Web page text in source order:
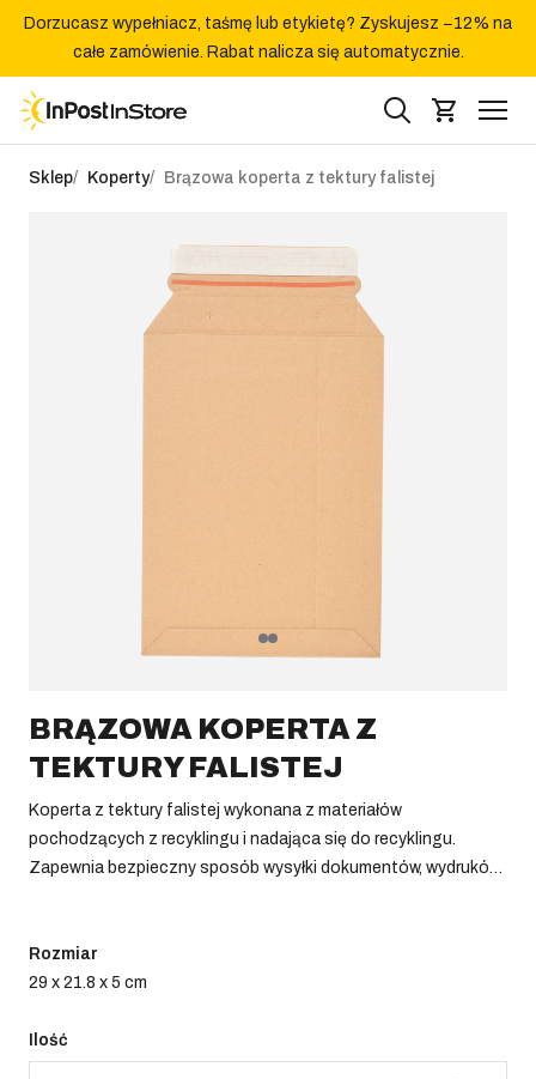
Dorzucasz wypełniacz, taśmę lub etykietę? Zyskujesz −12% na
całe zamówienie. Rabat nalicza się automatycznie.
Sklep Koperty Brązowa koperta z tektury falistej
BRĄZOWA KOPERTA Z
TEKTURY FALISTEJ
Koperta z tektury falistej wykonana z materiałów
pochodzących z recyklingu i nadająca się do recyklingu.
Zapewnia bezpieczny sposób wysyłki dokumentów, wydruków
Rozmiar
29 x 21.8 x 5 cm
Ilość